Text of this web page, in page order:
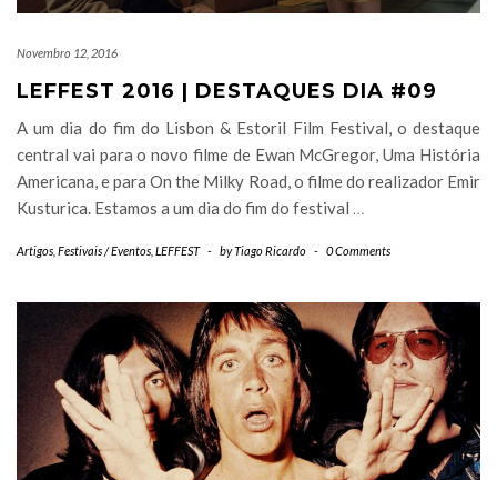
Novembro 12, 2016
LEFFEST 2016 | DESTAQUES DIA #09
A um dia do fim do Lisbon & Estoril Film Festival, o destaque
central vai para o novo filme de Ewan McGregor, Uma História
Americana, e para On the Milky Road, o filme do realizador Emir
Kusturica. Estamos a um dia do fim do festival …
Artigos Festivais / Eventos LEFFEST - byTiago Ricardo - 0 Comments